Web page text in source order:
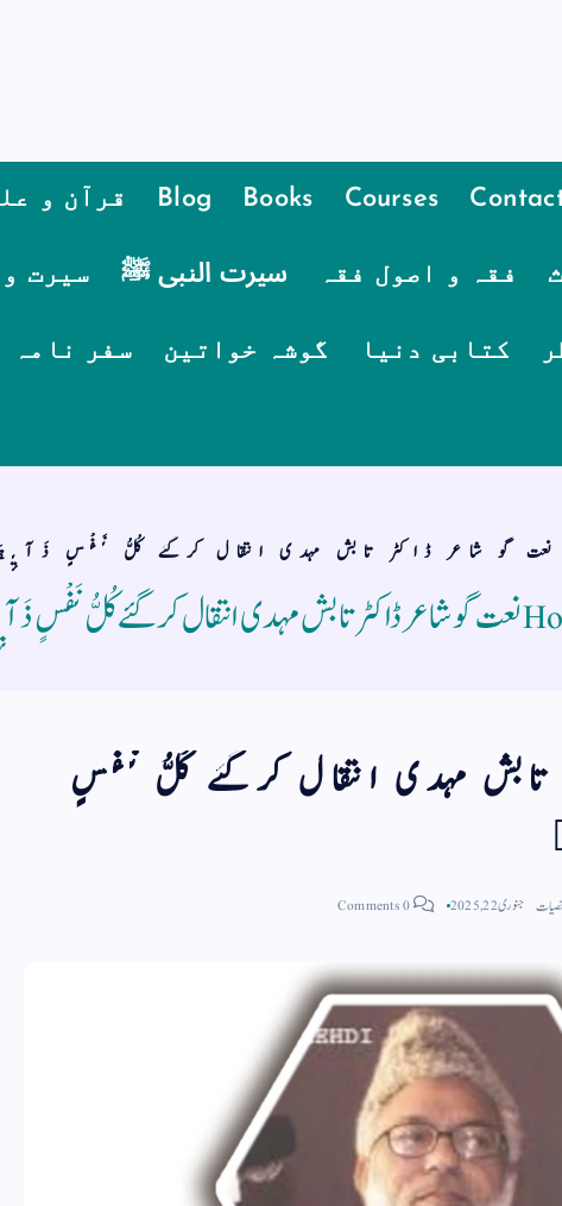
Courses
Books
Blog قرآن و
فقہ و اصول فقہ سیرت النبی ﷺ سیرت
کتابی دنیا گوشہ خواتین سفر نامہ
نعت گو شاعر ڈاکٹر تابش مہدی انتقال کرگئے كُلُّ نَفْسٍ
نعت گو شاعر ڈاکٹر تابش مہدی انتقال کرگئے كُلُّ
تابش مہدی انتقال کرگئے كُلُّ نَفْسٍ
جنوری 22, 2025